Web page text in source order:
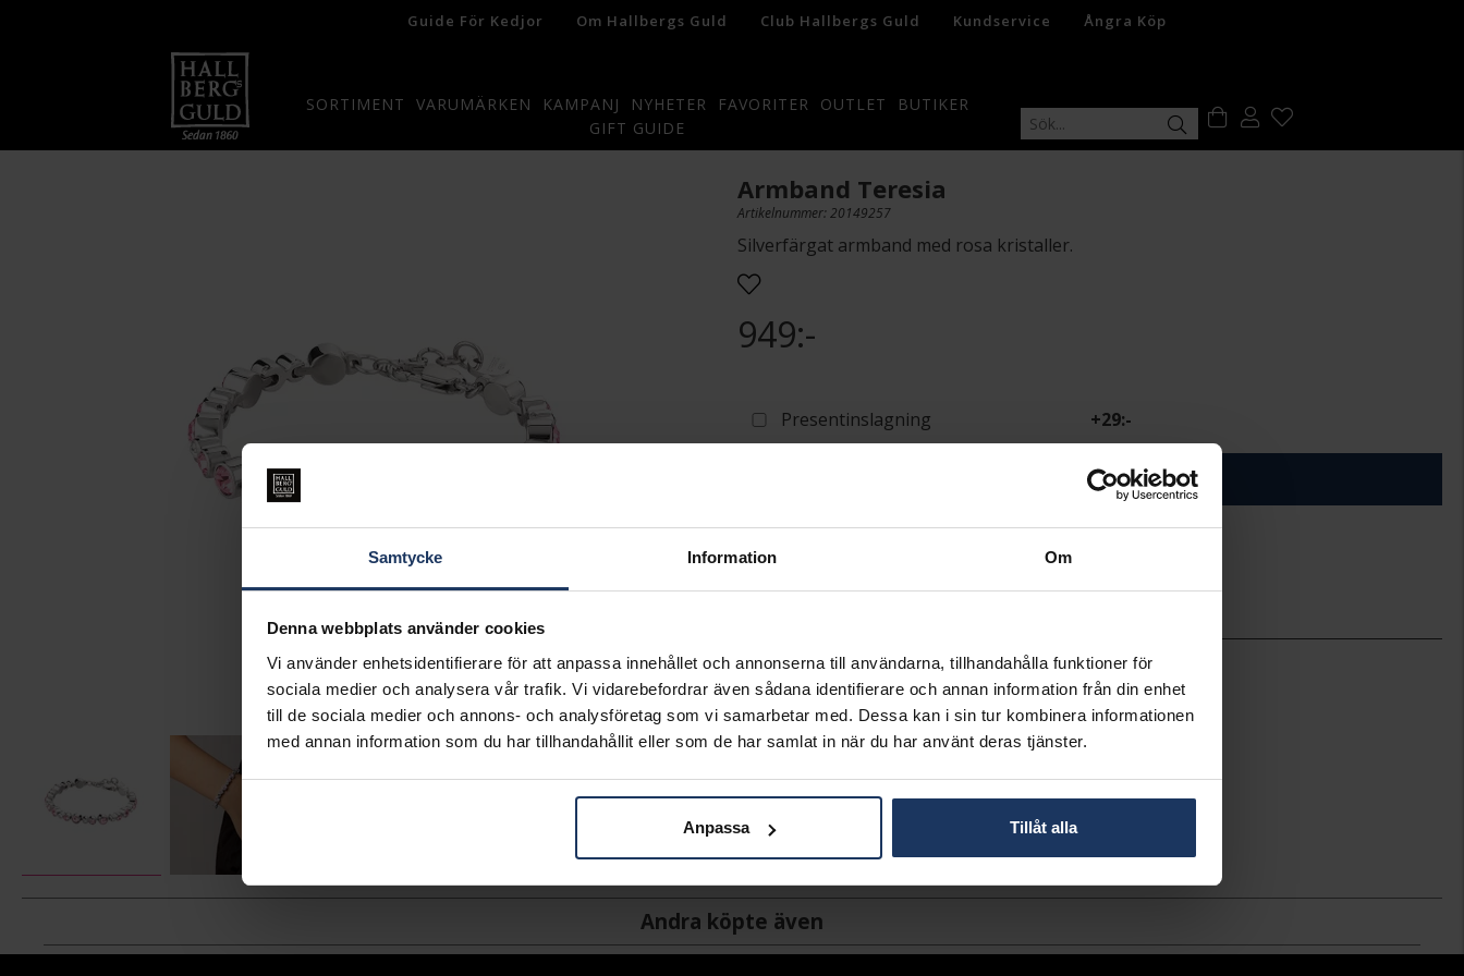
Samtycke Information Om
Denna webbplats använder cookies
Vi använder enhetsidentifierare för att anpassa innehållet och annonserna till användarna, tillhandahålla funktioner för
sociala medier och analysera vår trafik. Vi vidarebefordrar även sådana identifierare och annan information från din enhet
till de sociala medier och annons- och analysföretag som vi samarbetar med. Dessa kan i sin tur kombinera informationen
med annan information som du har tillhandahållit eller som de har samlat in när du har använt deras tjänster.
Anpassa Tillåt alla
Guide För Kedjor Om Hallbergs Guld Club Hallbergs Guld Kundservice Ångra Köp
SORTIMENT VARUMÄRKEN KAMPANJ NYHETER FAVORITER OUTLET
BUTIKER
GIFT GUIDE
Armband Teresia
Artikelnummer: 20149257
Silverfärgat armband med rosa kristaller.
949:-
Presentinslagning +29:-
LÄGG I VARUKORGEN
Lagervara.
Leveranstid 2-5 arbetsdagar.
VARUMÄRKE Dyrberg/Kern
Andra köpte även